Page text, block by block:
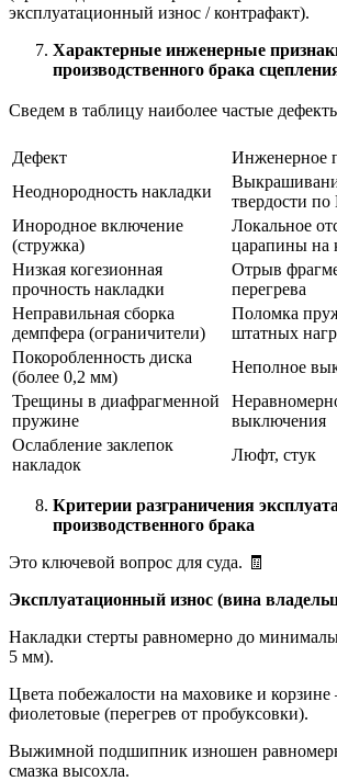
эксплуатационный износ / контрафакт).
Характерные инженерные
производственного брака
Сведем в таблицу наиболее частые
Дефект Инженерное
Неоднородность накладки
твердости
Инородное включение
(стружка)
Локальное
царапины на
Низкая когезионная
прочность накладки
Отрыв
перегрева
Неправильная сборка
демпфера (ограничители)
Поломка
штатных
Покоробленность диска
(более 0,2 мм)
Неполное
Трещины в диафрагменной
пружине
выключения
Ослабление заклепок
накладок
Люфт, стук
Критерии разграничения
производственного брака
Это ключевой вопрос для суда. 🧾
Эксплуатационный износ (вина
Накладки стерты равномерно до
5 мм).
Цвета побежалости на маховике и
фиолетовые (перегрев от пробуксовки).
Выжимной подшипник изношен
смазка высохла.